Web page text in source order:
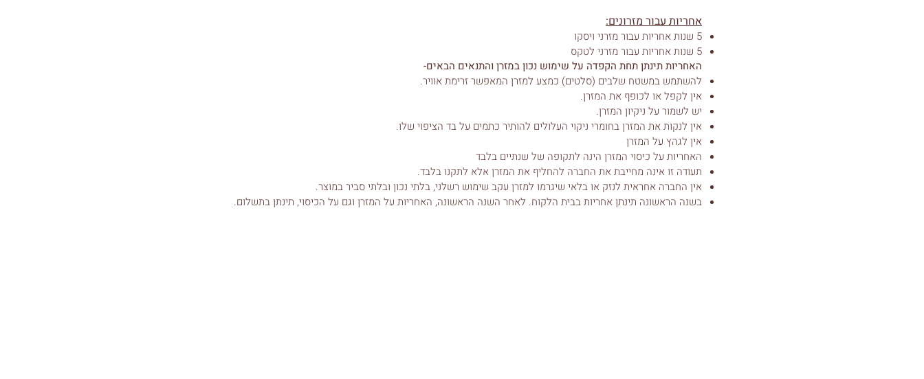
אחריות עבור מזרונים:
5 שנות אחריות עבור מזרני ויסקו
5 שנות אחריות עבור מזרני לטקס
האחריות תינתן תחת הקפדה על שימוש נכון במזרן והתנאים הבאים-
להשתמש במשטח שלבים (סלטים) כמצע למזרן המאפשר זרימת אוויר.
אין לקפל או לכופף את המזרן.
יש לשמור על ניקיון המזרן.
אין לנקות את המזרן בחומרי ניקוי העלולים להותיר כתמים על בד הציפוי שלו.
אין לגהץ על המזרן
האחריות על כיסוי המזרן הינה לתקופה של שנתיים בלבד
תעודה זו אינה מחייבת את החברה להחליף את המזרן אלא לתקנו בלבד.
אין החברה אחראית לנזק או בלאי שיגרמו למזרן עקב שימוש רשלני, בלתי נכון ובלתי סביר במוצר.
בשנה הראשונה תינתן אחריות בבית הלקוח. לאחר השנה הראשונה, האחריות על המזרן וגם על הכיסוי, תינתן בתשלום.